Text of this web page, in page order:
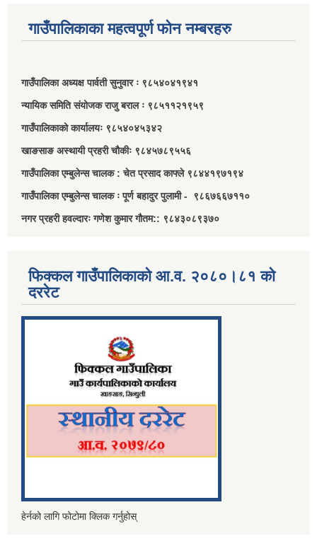
गाउँपालिकाका महत्वपूर्ण फोन नम्बरहरु
गाउँपालिका अध्यक्ष पार्वती सुनुवार ः ९८५४०४१९४१
न्यायिक समिति संयोजक राजु बराल ः ९८५११२१९५९
गाउँपालिकाको कार्यालयः ९८५४०४५३४२
खाङसाङ अस्थायी प्रहरी चौकीः ९८४५७८९५५६
गाउँपालिका एम्बुलेन्स चालक : चेत प्रसाद काफ्ले ९८४४१९७१९४
गाउँपालिका एम्बुलेन्स चालक ः पूर्ण बहादुर पुलामी - ९८६७६६७११०
नगर प्रहरी हवल्दारः गणेश कुमार गौतम:: ९८४३०८९३७०
फिक्कल गाउँपालिकाको आ.व. २०८०।८१ को
दररेट
हेर्नको लागि फोटोमा क्लिक गर्नुहोस्